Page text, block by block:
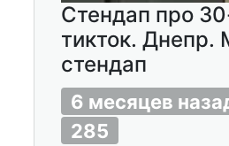
Стендап про
тикток. Днепр.
стендап
6 месяцев
285